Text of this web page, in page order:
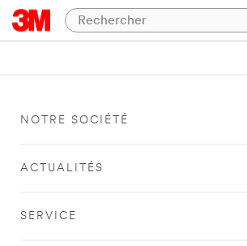
NOTRE SOCIÉTÉ
ACTUALITÉS
SERVICE